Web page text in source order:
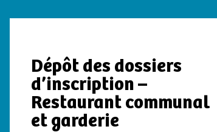
Dépôt des dossiers
d’inscription –
Restaurant communal
et garderie